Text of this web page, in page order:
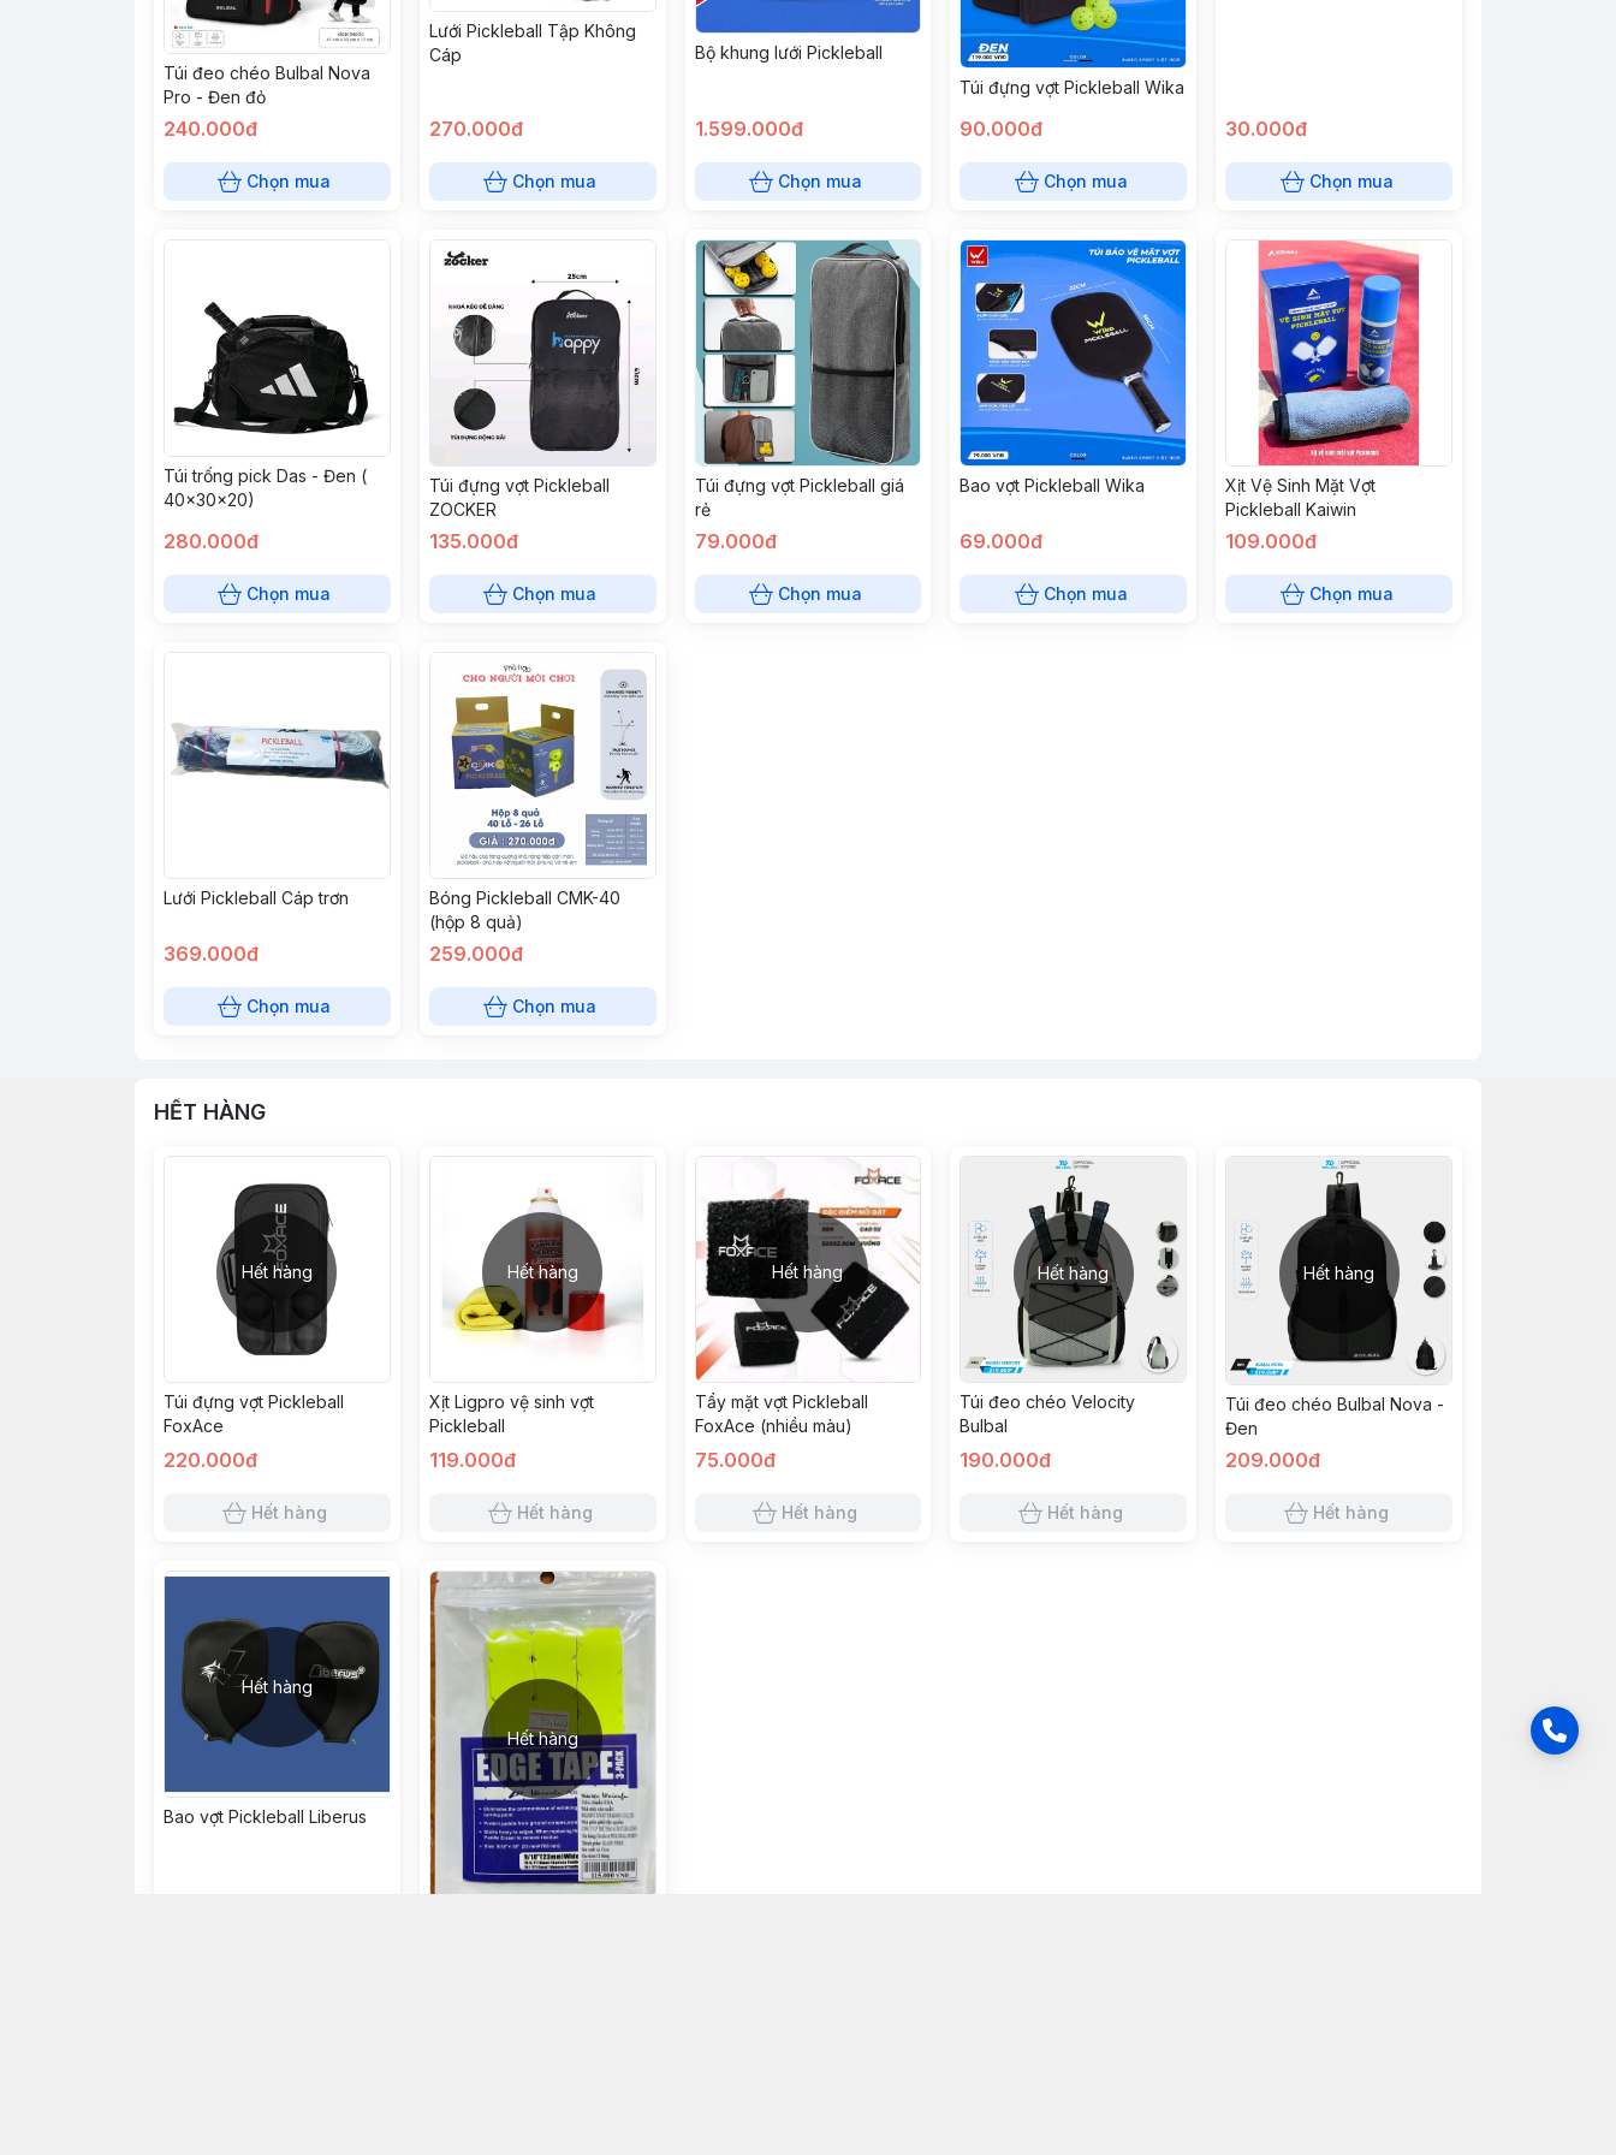
Túi đeo chéo Bulbal Nova
Pro - Đen đỏ
240.000đ
Chọn mua
Lưới Pickleball Tập Không
Cáp
270.000đ
Chọn mua
Bộ khung lưới Pickleball
1.599.000đ
Chọn mua
Túi đựng vợt Pickleball Wika
90.000đ
Chọn mua
30.000đ
Chọn mua
Túi trống pick Das - Đen (
40×30×20)
280.000đ
Chọn mua
Túi đựng vợt Pickleball
ZOCKER
135.000đ
Chọn mua
Túi đựng vợt Pickleball giá
rẻ
79.000đ
Chọn mua
Bao vợt Pickleball Wika
69.000đ
Chọn mua
Xịt Vệ Sinh Mặt Vợt
Pickleball Kaiwin
109.000đ
Chọn mua
Lưới Pickleball Cáp trơn
369.000đ
Chọn mua
Bóng Pickleball CMK-40
(hộp 8 quả)
259.000đ
Chọn mua
HẾT HÀNG
Hết hàng
Túi đựng vợt Pickleball
FoxAce
220.000đ
Hết hàng
Hết hàng
Xịt Ligpro vệ sinh vợt
Pickleball
119.000đ
Hết hàng
Hết hàng
Tẩy mặt vợt Pickleball
FoxAce (nhiều màu)
75.000đ
Hết hàng
Hết hàng
Túi đeo chéo Velocity
Bulbal
190.000đ
Hết hàng
Hết hàng
Túi đeo chéo Bulbal Nova -
Đen
209.000đ
Hết hàng
Hết hàng
Bao vợt Pickleball Liberus
Hết hàng